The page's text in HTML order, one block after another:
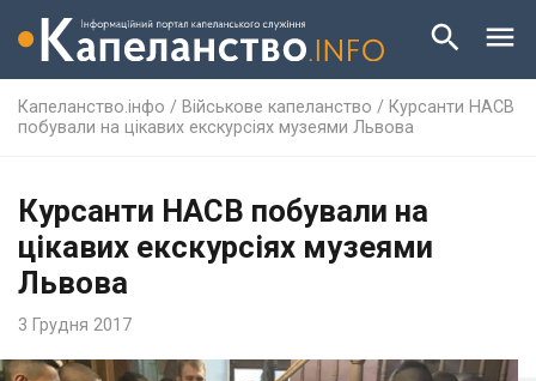
Капеланство.інфо / Військове капеланство / Курсанти НАСВ
побували на цікавих екскурсіях музеями Львова
Курсанти НАСВ побували на
цікавих екскурсіях музеями
Львова
3 Грудня 2017